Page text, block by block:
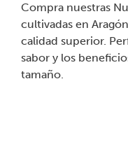
Compra nuestras
cultivadas en
calidad superior.
sabor y los
tamaño.